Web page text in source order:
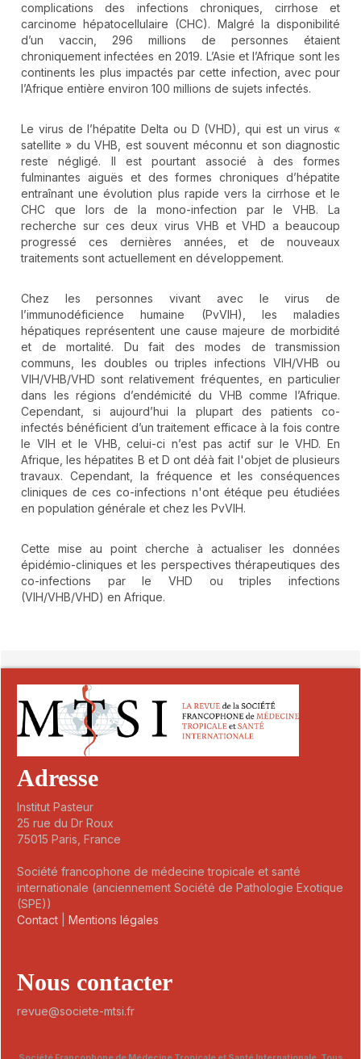
complications des infections chroniques, cirrhose et
carcinome hépatocellulaire (CHC). Malgré la disponibilité
d’un vaccin, 296 millions de personnes étaient
chroniquement infectées en 2019. L’Asie et l’Afrique sont les
continents les plus impactés par cette infection, avec pour
l’Afrique entière environ 100 millions de sujets infectés.
Le virus de l’hépatite Delta ou D (VHD), qui est un virus «
satellite » du VHB, est souvent méconnu et son diagnostic
reste négligé. Il est pourtant associé à des formes
fulminantes aiguës et des formes chroniques d’hépatite
entraînant une évolution plus rapide vers la cirrhose et le
CHC que lors de la mono-infection par le VHB. La
recherche sur ces deux virus VHB et VHD a beaucoup
progressé ces dernières années, et de nouveaux
traitements sont actuellement en développement.
Chez les personnes vivant avec le virus de
l’immunodéficience humaine (PvVIH), les maladies
hépatiques représentent une cause majeure de morbidité
et de mortalité. Du fait des modes de transmission
communs, les doubles ou triples infections VIH/VHB ou
VIH/VHB/VHD sont relativement fréquentes, en particulier
dans les régions d’endémicité du VHB comme l’Afrique.
Cependant, si aujourd’hui la plupart des patients co-
infectés bénéficient d’un traitement efficace à la fois contre
le VIH et le VHB, celui-ci n’est pas actif sur le VHD. En
Afrique, les hépatites B et D ont déà fait l'objet de plusieurs
travaux. Cependant, la fréquence et les conséquences
cliniques de ces co-infections n'ont étéque peu étudiées
en population générale et chez les PvVIH.
Cette mise au point cherche à actualiser les données
épidémio-cliniques et les perspectives thérapeutiques des
co-infections par le VHD ou triples infections
(VIH/VHB/VHD) en Afrique.
Adresse
Institut Pasteur
25 rue du Dr Roux
75015 Paris, France
Société francophone de médecine tropicale et santé
internationale (anciennement Société de Pathologie Exotique
(SPE))
Contact
Mentions légales
Nous contacter
revue@societe-mtsi.fr